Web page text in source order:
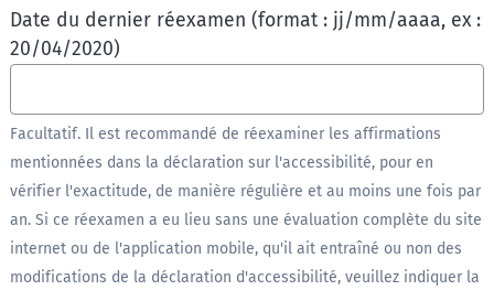
Date du dernier réexamen (format : jj/mm/aaaa, ex :
20/04/2020)
Facultatif. Il est recommandé de réexaminer les affirmations
mentionnées dans la déclaration sur l'accessibilité, pour en
vérifier l'exactitude, de manière régulière et au moins une fois par
an. Si ce réexamen a eu lieu sans une évaluation complète du site
internet ou de l'application mobile, qu'il ait entraîné ou non des
modifications de la déclaration d'accessibilité, veuillez indiquer la